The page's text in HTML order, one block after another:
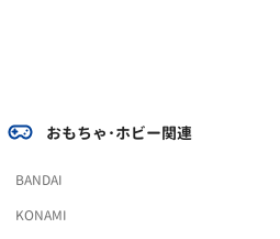
おもちゃ･ホビー関連
BANDAI
KONAMI